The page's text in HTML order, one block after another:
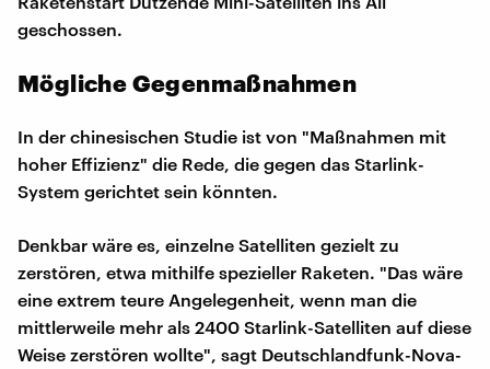
geschossen.
Mögliche Gegenmaßnahmen
In der chinesischen Studie ist von "Maßnahmen mit
hoher Effizienz" die Rede, die gegen das Starlink-
System gerichtet sein könnten.
Denkbar wäre es, einzelne Satelliten gezielt zu
zerstören, etwa mithilfe spezieller Raketen. "Das wäre
eine extrem teure Angelegenheit, wenn man die
mittlerweile mehr als 2400 Starlink-Satelliten auf diese
Weise zerstören wollte", sagt Deutschlandfunk-Nova-